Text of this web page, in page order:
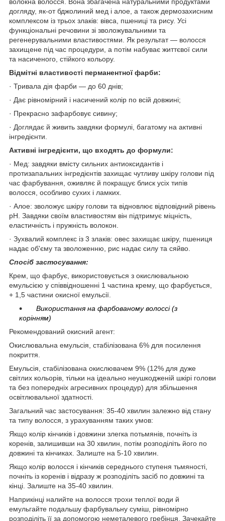
догляду, як-от бджолиний мед і алое, а також дермозахисним
комплексом із трьох злаків: вівса, пшениці та рису. Усі
функціональні речовини зі зволожувальними та
регенерувальними властивостями. Як результат — волосся
захищене під час процедури, а потім набуває життєвої сили
та насиченого, стійкого кольору.
Відмітні властивості перманентної фарби:
· Тривала дія фарби — до 60 днів;
· Дає рівномірний і насичений колір по всій довжині;
· Прекрасно зафарбовує сивину;
· Доглядає й живить завдяки формулі, багатому на активні
інгредієнти.
Активні інгредієнти, що входять до формули:
· Мед: завдяки вмісту сильних антиоксидантів і
протизапальних інгредієнтів захищає чутливу шкіру голови під
час фарбування, оживляє й покращує блиск усіх типів
волосся, особливо сухих і ламких.
· Алое: зволожує шкіру голови та відновлює відповідний рівень
pH. Завдяки своїм властивостям він підтримує міцність,
еластичність і пружність волокон.
· Зухвалий комплекс із 3 злаків: овес захищає шкіру, пшениця
надає об'єму та зволоженню, рис надає силу та сяйво.
Спосіб застосування:
Крем, що фарбує, використовується з окислювальною
емульсією у співвідношенні 1 частина крему, що фарбується,
+ 1,5 частини окисної емульсії.
Використання на фарбованому волоссі (з
корінням)
Рекомендований окисний агент:
Окислювальна емульсія, стабілізована 6% для посилення
покриття.
Емульсія, стабілізована окислювачем 9% (12% для дуже
світлих кольорів, тільки на ідеально неушкодженій шкірі голови
та без попередніх агресивних процедур) для збільшення
освітлювальної здатності.
Загальний час застосування: 35-40 хвилин залежно від стану
та типу волосся, з урахуванням таких умов:
Якщо колір кінчиків і довжини злегка потьмянів, почніть із
коренів, залишивши на 30 хвилин, потім розподіліть його по
довжині та кінчиках. Залиште на 5-10 хвилин.
Якщо колір волосся і кінчиків середнього ступеня тьмяності,
почніть із коренів і відразу ж розподіліть засіб по довжині та
кінці. Залиште на 35-40 хвилин.
Наприкінці налийте на волосся трохи теплої води й
емульгайте подальшу фарбувальну суміш, рівномірно
розподіліть її за допомогою неметалевого гребінця. Зачекайте